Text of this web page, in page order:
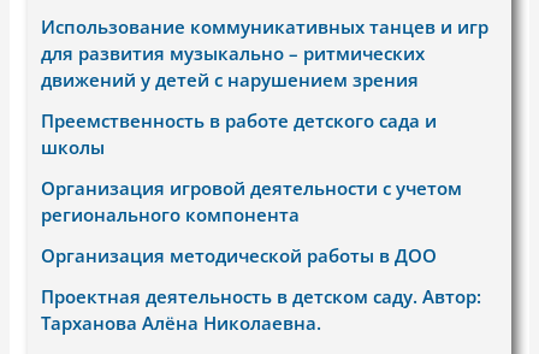
Использование коммуникативных танцев и игр
для развития музыкально – ритмических
движений у детей с нарушением зрения
Преемственность в работе детского сада и
школы
Организация игровой деятельности с учетом
регионального компонента
Организация методической работы в ДОО
Проектная деятельность в детском саду. Автор:
Тарханова Алёна Николаевна.